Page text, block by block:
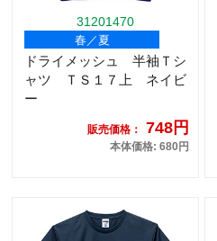
31201470
春／夏
ドライメッシュ 半袖Ｔシ
ャツ ＴＳ１７上 ネイビ
ー
販売価格： 748円
本体価格: 680円